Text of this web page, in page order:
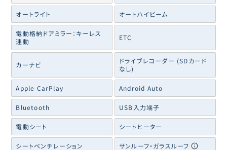
オートライト オートハイビーム
電動格納ドアミラー：キーレス
連動
ETC
カーナビ
ドライブレコーダー (SDカード
なし)
Apple CarPlay Android Auto
Bluetooth USB入力端子
電動シート シートヒーター
シートベンチレーション サンルーフ・ガラスルーフ